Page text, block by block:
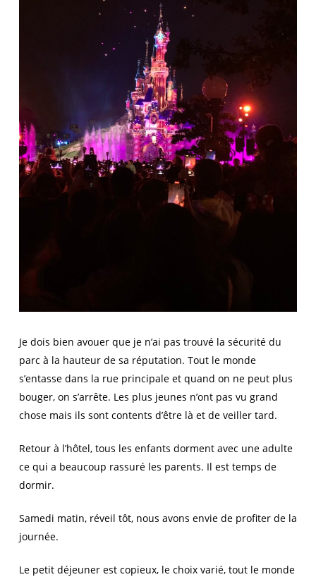
Je dois bien avouer que je n’ai pas trouvé la sécurité du
parc à la hauteur de sa réputation. Tout le monde
s’entasse dans la rue principale et quand on ne peut plus
bouger, on s’arrête. Les plus jeunes n’ont pas vu grand
chose mais ils sont contents d’être là et de veiller tard.
Retour à l’hôtel, tous les enfants dorment avec une adulte
ce qui a beaucoup rassuré les parents. Il est temps de
dormir.
Samedi matin, réveil tôt, nous avons envie de profiter de la
journée.
Le petit déjeuner est copieux, le choix varié, tout le monde